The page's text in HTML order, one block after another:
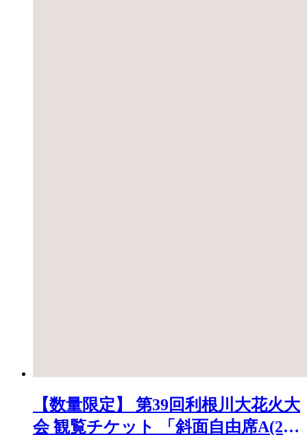
【数量限定】 第39回利根川大花火大
会 観覧チケット 「斜面自由席A(2